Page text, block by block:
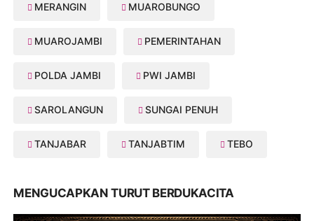
MERANGIN MUAROBUNGO
MUAROJAMBI PEMERINTAHAN
POLDA JAMBI PWI JAMBI
SAROLANGUN SUNGAI PENUH
TANJABAR TANJABTIM TEBO
MENGUCAPKAN TURUT BERDUKACITA